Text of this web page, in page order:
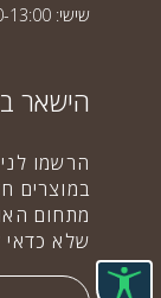
שישי: 09:00-13:00
הישאר
הרשמו
במוצרים
מתחום
שלא